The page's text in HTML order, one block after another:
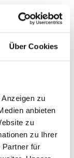
Über Cookies
zu
anbieten
zu
zu Ihrer
Partner für